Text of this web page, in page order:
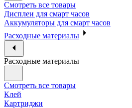
Смотреть все товары
Дисплеи для смарт часов
Аккумуляторы для смарт часов
Расходные материалы
Расходные материалы
Смотреть все товары
Клей
Картриджи